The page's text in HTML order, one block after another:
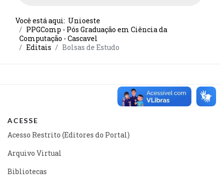
Você está aqui: Unioeste
PPGComp - Pós Graduação em Ciência da
Computação - Cascavel
Editais
Bolsas de Estudo
ACESSE
Acesso Restrito (Editores do Portal)
Arquivo Virtual
Bibliotecas